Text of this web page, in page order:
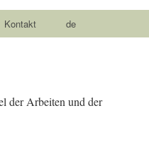
Kontakt de
der Arbeiten und der